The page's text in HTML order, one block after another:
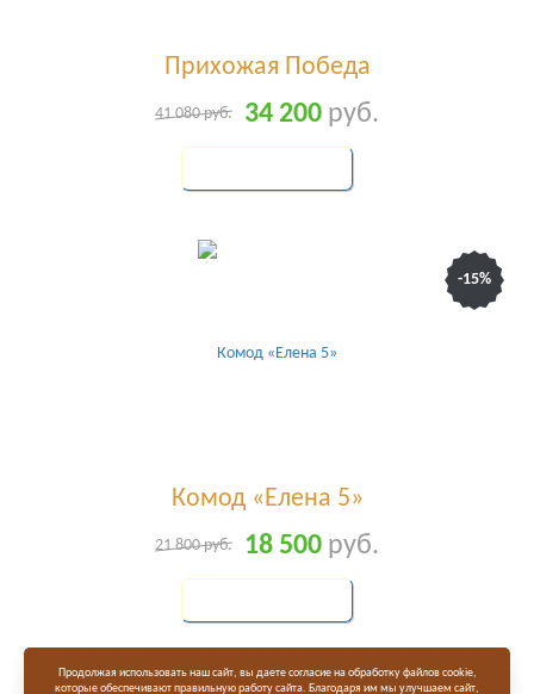
Прихожая Победа
41 080руб. 34 200 руб.
Комод «Елена 5»
21 800руб. 18 500 руб.
-15%
Продолжая использовать наш сайт, вы даете согласие на обработку файлов cookie,
которые обеспечивают правильную работу сайта. Благодаря им мы улучшаем сайт,